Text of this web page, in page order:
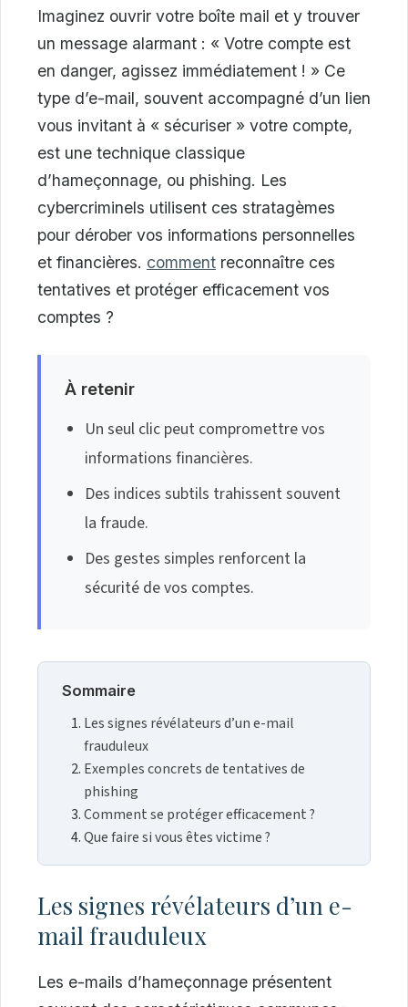
Imaginez ouvrir votre boîte mail et y trouver
un message alarmant : « Votre compte est
en danger, agissez immédiatement ! » Ce
type d’e-mail, souvent accompagné d’un lien
vous invitant à « sécuriser » votre compte,
est une technique classique
d’hameçonnage, ou phishing. Les
cybercriminels utilisent ces stratagèmes
pour dérober vos informations personnelles
et financières. comment reconnaître ces
tentatives et protéger efficacement vos
comptes ?
À retenir
Un seul clic peut compromettre vos
informations financières.
Des indices subtils trahissent souvent
la fraude.
Des gestes simples renforcent la
sécurité de vos comptes.
Sommaire
Les signes révélateurs d’un e-mail
frauduleux
Exemples concrets de tentatives de
phishing
Comment se protéger efficacement ?
Que faire si vous êtes victime ?
Les signes révélateurs d’un e-
mail frauduleux
Les e-mails d’hameçonnage présentent